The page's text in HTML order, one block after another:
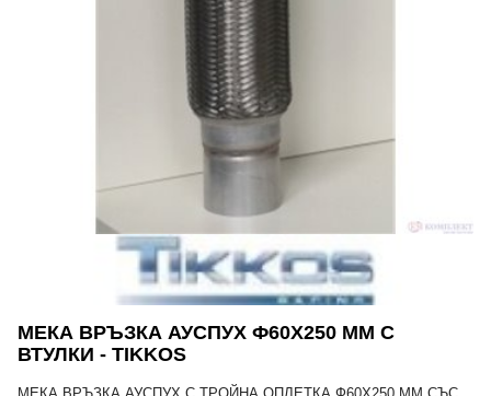
МЕКА ВРЪЗКА АУСПУХ Ф60Х250 MM С
ВТУЛКИ - TIKKOS